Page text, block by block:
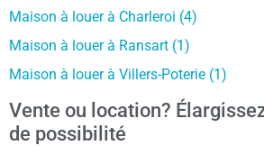
Maison à louer à Charleroi (4)
Maison à louer à Ransart (1)
Maison à louer à Villers-Poterie (1)
Vente ou location?
de possibilité